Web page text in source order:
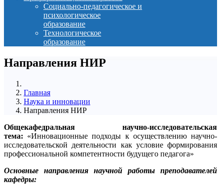
Социально-педагогическое и
психологическое
образование
Технологическое
образование
Направления НИР
Главная
Наука и инновации
Направления НИР
Общекафедральная научно-исследовательская
тема: «Инновационные подходы к осуществлению научно-
исследовательской деятельности как условие формирования
профессиональной компетентности будущего педагога»
Основные направления научной работы преподавателей
кафедры: